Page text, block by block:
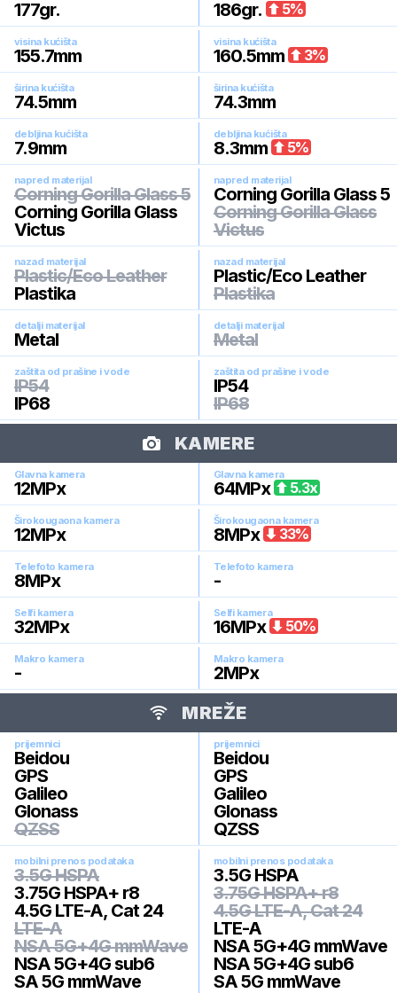
177gr. 186gr. 5%
visina kućišta
155.7mm
visina kućišta
160.5mm 3%
širina kućišta
74.5mm
širina kućišta
74.3mm
debljina kućišta
7.9mm
debljina kućišta
8.3mm 5%
napred materijal
Corning Gorilla Glass 5
Corning Gorilla Glass
Victus
napred materijal
Corning Gorilla Glass 5
Corning Gorilla Glass
Victus
nazad materijal
Plastic/Eco Leather
Plastika
nazad materijal
Plastic/Eco Leather
Plastika
detalji materijal
Metal
detalji materijal
Metal
zaštita od prašine i vode
IP54
IP68
zaštita od prašine i vode
IP54
IP68
KAMERE
Glavna kamera
12MPx
Glavna kamera
64MPx 5.3x
Širokougaona kamera
12MPx
Širokougaona kamera
8MPx 33%
Telefoto kamera
8MPx
Telefoto kamera
-
Selfi kamera
32MPx
Selfi kamera
16MPx 50%
Makro kamera
-
Makro kamera
2MPx
MREŽE
prijemnici
Beidou
GPS
Galileo
Glonass
QZSS
prijemnici
Beidou
GPS
Galileo
Glonass
QZSS
mobilni prenos podataka
3.5G HSPA
3.75G HSPA+ r8
4.5G LTE-A, Cat 24
LTE-A
NSA 5G+4G mmWave
NSA 5G+4G sub6
SA 5G mmWave
mobilni prenos podataka
3.5G HSPA
3.75G HSPA+ r8
4.5G LTE-A, Cat 24
LTE-A
NSA 5G+4G mmWave
NSA 5G+4G sub6
SA 5G mmWave